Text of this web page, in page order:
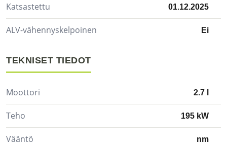
Katsastettu 01.12.2025
ALV-vähennyskelpoinen Ei
TEKNISET TIEDOT
Moottori 2.7 l
Teho 195 kW
Vääntö nm